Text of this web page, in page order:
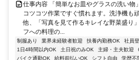
仕事内容 「簡単なお皿やグラスの洗い物
コツコツ作業ですぐ慣れます。洗浄機も
他、「写真を見て作るキレイな野菜盛り
フへの料理の...
制服あり 業界未経験者歓迎 扶養内勤務OK 社員
1日4時間以内OK
土日祝のみOK 主婦・主夫歓迎
バイク通勤OK
給料前払いOK シフト自由 学歴不